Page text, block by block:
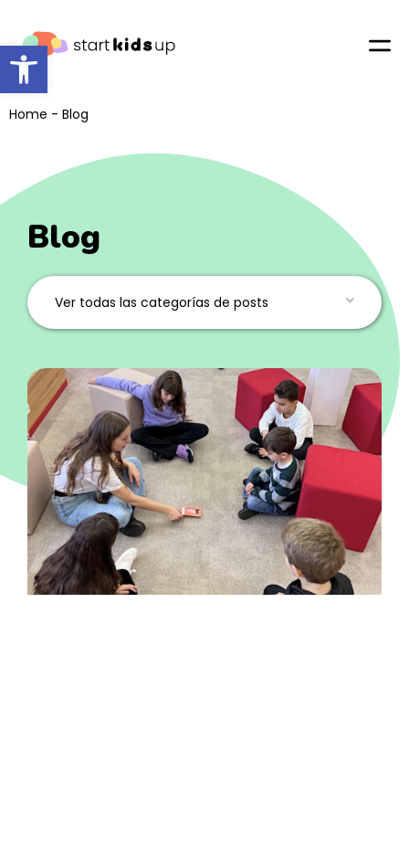
Abrir barra de herramientas
Home - Blog
Blog
Ver todas las categorías de posts